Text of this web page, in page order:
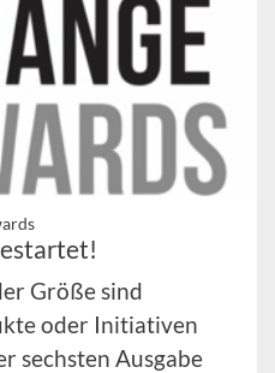
Größe sind
oder Initiativen
sechsten Ausgabe